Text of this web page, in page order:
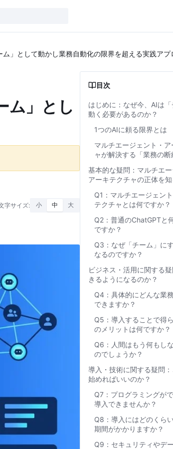
」として動かし業務自動化の限界を超える実践アプ
ム」とし
字サイズ: 小 中 大
目次
はじめに：なぜ今、AIは
動く必要があるのか？
1つのAIに頼る限界とは
マルチエージェント・ア
ャが解決する「業務の断
基本的な疑問：マルチエー
アーキテクチャの正体を知
Q1：マルチエージェン
テクチャとは何ですか？
Q2：普通のChatGPTと
ですか？
Q3：なぜ「チーム」に
なるのですか？
ビジネス・活用に関する
きるようになるのか？
Q4：具体的にどんな業
できますか？
Q5：導入することで得
のメリットは何ですか？
Q6：人間はもう何もし
のでしょうか？
導入・技術に関する疑問
始めればいいのか？
Q7：プログラミングが
導入できませんか？
Q8：導入にはどのくら
期間がかかりますか？
Q9：セキュリティやデ